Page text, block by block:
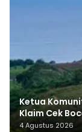
Ketua
Klaim Cek
Makam Leluhur
4 Agustus 2026